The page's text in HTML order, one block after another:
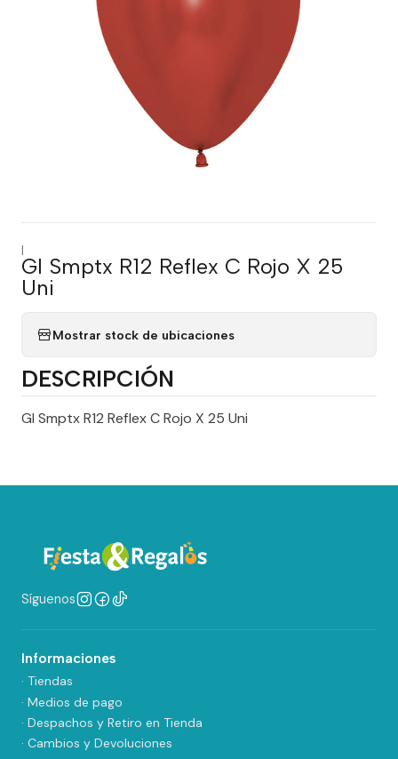
|
Gl Smptx R12 Reflex C Rojo X 25
Uni
Mostrar stock de ubicaciones
DESCRIPCIÓN
Gl Smptx R12 Reflex C Rojo X 25 Uni
Síguenos
Informaciones
· Tiendas
· Medios de pago
· Despachos y Retiro en Tienda
· Cambios y Devoluciones